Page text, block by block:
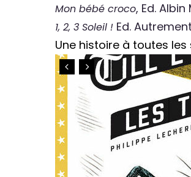
Mon bébé croco, Ed.
1, 2, 3 Soleil ! Ed.
Une histoire à toutes les